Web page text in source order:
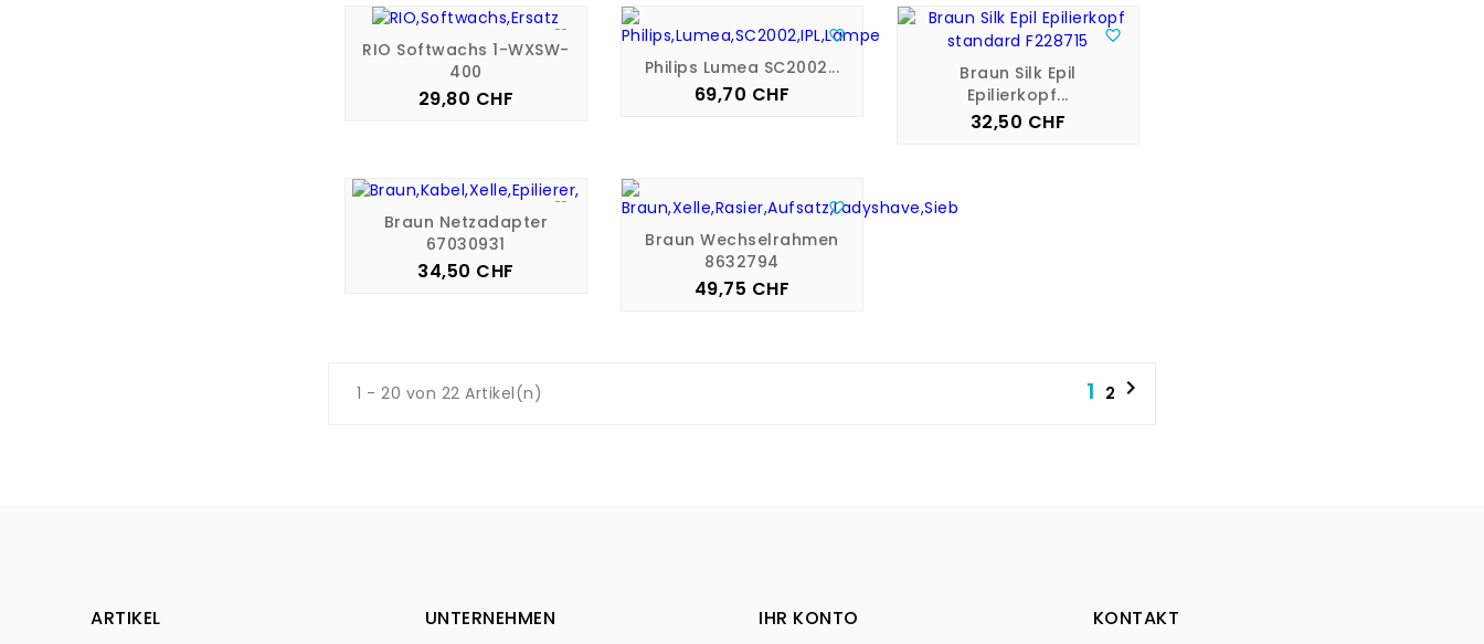

RIO Softwachs 1-WXSW-
400
Preis
29,80 CHF

Philips Lumea SC2002...
Preis
69,70 CHF

Braun Silk Epil
Epilierkopf...
Preis
32,50 CHF

Braun Netzadapter
67030931
Preis
34,50 CHF

Braun Wechselrahmen
8632794
Preis
49,75 CHF
1 - 20 von 22 Artikel(n) 1 2 
ARTIKEL UNTERNEHMEN IHR KONTO KONTAKT